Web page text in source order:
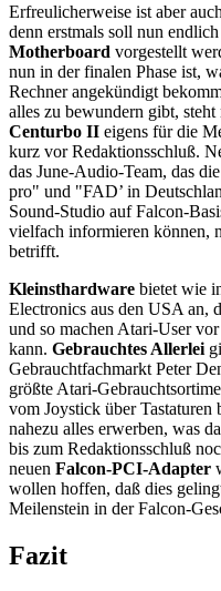
Erfreulicherweise ist aber
denn erstmals soll nun
Motherboard vorgestellt
nun in der finalen Phase ist,
Rechner angekündigt
alles zu bewundern gibt,
Centurbo II eigens für die
kurz vor Redaktionsschluß.
das June-Audio-Team, das
pro" und "FAD’ in
Sound-Studio auf Falcon-
vielfach informieren können,
betrifft.
Kleinsthardware bietet wie
Electronics aus den USA an,
und so machen Atari-User
kann. Gebrauchtes Allerlei
Gebrauchtfachmarkt Peter
größte Atari-
vom Joystick über
nahezu alles erwerben, was
bis zum Redaktionsschluß
neuen Falcon-PCI-Adapter
wollen hoffen, daß dies
Meilenstein in der Falcon-
Fazit